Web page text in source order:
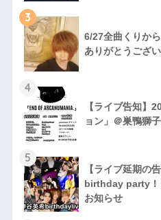
3
6/27全曲くりか
ありがとうござ
4
【ライブ告知】
ョン」＠巣鴨獅
5
【ライブ延期の
birthday party！
お知らせ